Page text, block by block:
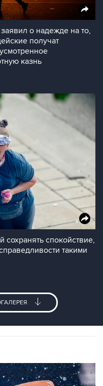
о надежде на то,
получат
казнь
сохранять спокойствие,
такими